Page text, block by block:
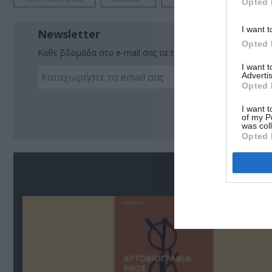
I want
Opted
I want
Opted
I want
of my
was
Opted
Newsletter
Κάθε βδομάδα στο e-mail σας τα τελευταία νέα για την